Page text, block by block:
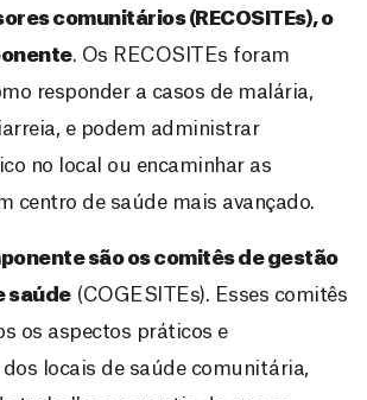
comunitários (RECOSITEs), o
. Os RECOSITEs foram
responder a casos de malária,
e podem administrar
no local ou encaminhar as
centro de saúde mais avançado.
são os comitês de gestão
saúde(COGESITEs). Esses comitês
os aspectos práticos e
locais de saúde comunitária,